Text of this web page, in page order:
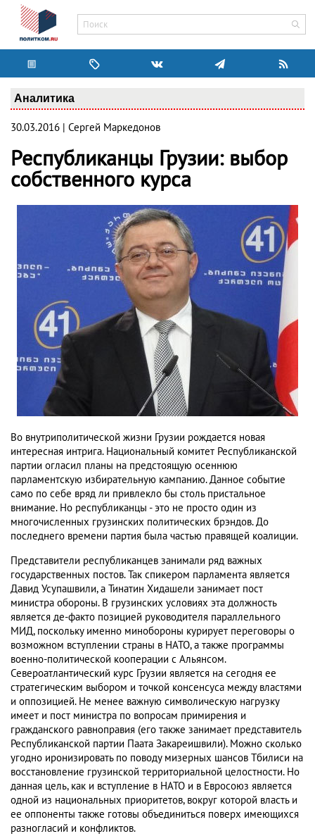
Аналитика
30.03.2016 | Сергей Маркедонов
Республиканцы Грузии: выбор
собственного курса
Во внутриполитической жизни Грузии рождается новая
интересная интрига. Национальный комитет Республиканской
партии огласил планы на предстоящую осеннюю
парламентскую избирательную кампанию. Данное событие
само по себе вряд ли привлекло бы столь пристальное
внимание. Но республиканцы - это не просто один из
многочисленных грузинских политических брэндов. До
последнего времени партия была частью правящей коалиции.
Представители республиканцев занимали ряд важных
государственных постов. Так спикером парламента является
Давид Усупашвили, а Тинатин Хидашели занимает пост
министра обороны. В грузинских условиях эта должность
является де-факто позицией руководителя параллельного
МИД, поскольку именно минобороны курирует переговоры о
возможном вступлении страны в НАТО, а также программы
военно-политической кооперации с Альянсом.
Североатлантический курс Грузии является на сегодня ее
стратегическим выбором и точкой консенсуса между властями
и оппозицией. Не менее важную символическую нагрузку
имеет и пост министра по вопросам примирения и
гражданского равноправия (его также занимает представитель
Республиканской партии Паата Закареишвили). Можно сколько
угодно иронизировать по поводу мизерных шансов Тбилиси на
восстановление грузинской территориальной целостности. Но
данная цель, как и вступление в НАТО и в Евросоюз является
одной из национальных приоритетов, вокруг которой власть и
ее оппоненты также готовы объединиться поверх имеющихся
разногласий и конфликтов.